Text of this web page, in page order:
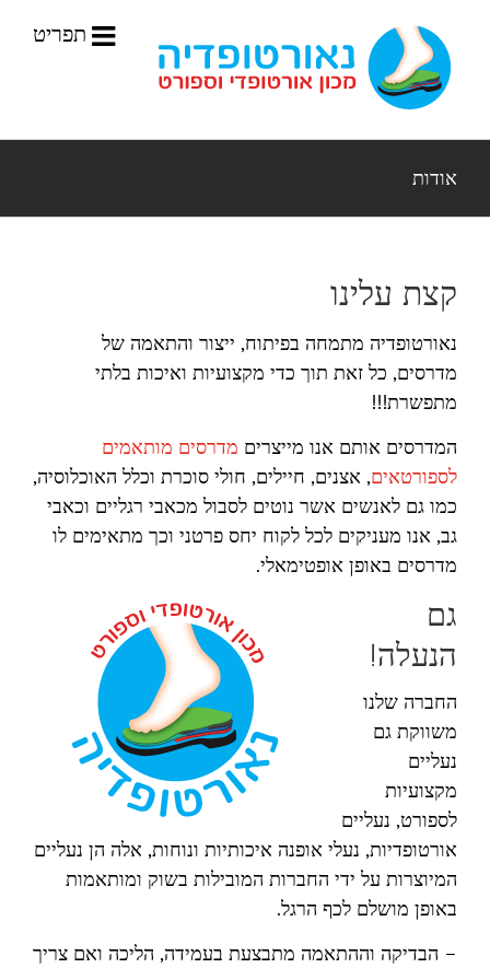
אודות
קצת עלינו
נאורטופדיה מתמחה בפיתוח, ייצור והתאמה של
מדרסים, כל זאת תוך כדי מקצועיות ואיכות בלתי
מתפשרת!!!
המדרסים אותם אנו מייצרים מדרסים מותאמים
לספורטאים, אצנים, חיילים, חולי סוכרת וכלל האוכלוסיה,
כמו גם לאנשים אשר נוטים לסבול מכאבי רגליים וכאבי
גב, אנו מעניקים לכל לקוח יחס פרטני וכך מתאימים לו
מדרסים באופן אופטימאלי.
גם
הנעלה!
החברה שלנו
משווקת גם
נעליים
מקצועיות
לספורט, נעליים
אורטופדיות, נעלי אופנה איכותיות ונוחות, אלה הן נעליים
המיוצרות על ידי החברות המובילות בשוק ומותאמות
באופן מושלם לכף הרגל.
– הבדיקה וההתאמה מתבצעת בעמידה, הליכה ואם צריך